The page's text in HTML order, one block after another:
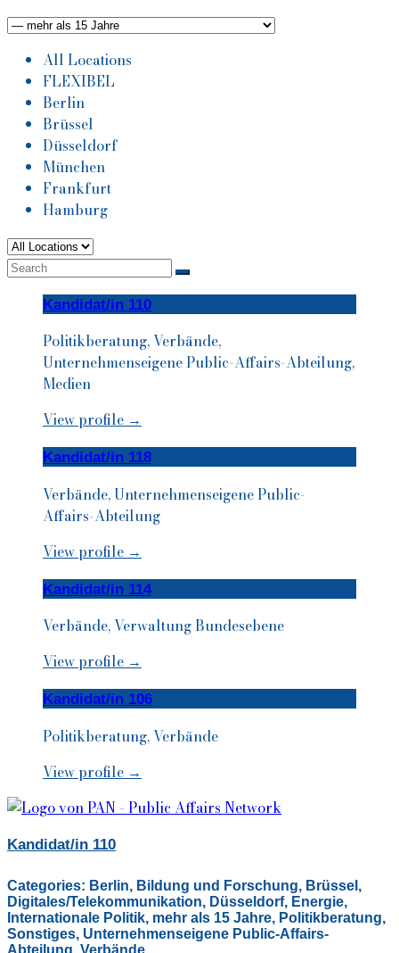
All Locations
FLEXIBEL
Berlin
Brüssel
Düsseldorf
München
Frankfurt
Hamburg
Kandidat/in 110
Politikberatung, Verbände,
Unternehmenseigene Public-Affairs-Abteilung,
Medien
View profile →
Kandidat/in 118
Verbände, Unternehmenseigene Public-
Affairs-Abteilung
View profile →
Kandidat/in 114
Verbände, Verwaltung Bundesebene
View profile →
Kandidat/in 106
Politikberatung, Verbände
View profile →
Kandidat/in 110
Categories: Berlin, Bildung und Forschung, Brüssel ,
Digitales/Telekommunikation, Düsseldorf, Energie,
Internationale Politik, mehr als 15 Jahre, Politikberatung,
Sonstiges, Unternehmenseigene Public-Affairs-